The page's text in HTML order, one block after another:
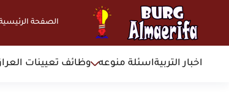
الصفحة
اخبار التربيةاسئلة منوعه وظائف تعيينات